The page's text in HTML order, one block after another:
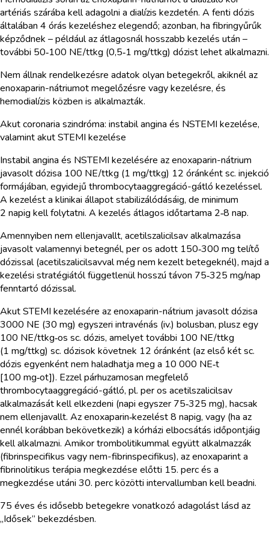
artériás szárába kell adagolni a dialízis kezdetén. A fenti dózis
általában 4 órás kezeléshez elegendő; azonban, ha fibringyűrűk
képződnek – például az átlagosnál hosszabb kezelés után –
további 50‑100 NE/ttkg (0,5‑1 mg/ttkg) dózist lehet alkalmazni.
Nem állnak rendelkezésre adatok olyan betegekről, akiknél az
enoxaparin-nátriumot megelőzésre vagy kezelésre, és
hemodialízis közben is alkalmazták.
Akut coronaria szindróma: instabil angina és NSTEMI kezelése,
valamint akut STEMI kezelése
Instabil angina és NSTEMI kezelésére az enoxaparin-nátrium
javasolt dózisa 100 NE/ttkg (1 mg/ttkg) 12 óránként sc. injekció
formájában, egyidejű thrombocytaaggregáció-gátló kezeléssel.
A kezelést a klinikai állapot stabilizálódásáig, de minimum
2 napig kell folytatni. A kezelés átlagos időtartama 2‑8 nap.
Amennyiben nem ellenjavallt, acetilszalicilsav alkalmazása
javasolt valamennyi betegnél, per os adott 150‑300 mg telítő
dózissal (acetilszalicilsavval még nem kezelt betegeknél), majd a
kezelési stratégiától függetlenül hosszú távon 75‑325 mg/nap
fenntartó dózissal.
Akut STEMI kezelésére az enoxaparin-nátrium javasolt dózisa
3000 NE (30 mg) egyszeri intravénás (iv.) bolusban, plusz egy
100 NE/ttkg‑os sc. dózis, amelyet további 100 NE/ttkg
(1 mg/ttkg) sc. dózisok követnek 12 óránként (az első két sc.
dózis egyenként nem haladhatja meg a 10 000 NE‑t
[100 mg‑ot]). Ezzel párhuzamosan megfelelő
thrombocytaaggregáció-gátló, pl. per os acetilszalicilsav
alkalmazását kell elkezdeni (napi egyszer 75‑325 mg), hacsak
nem ellenjavallt. Az enoxaparin‑kezelést 8 napig, vagy (ha az
ennél korábban bekövetkezik) a kórházi elbocsátás időpontjáig
kell alkalmazni. Amikor trombolitikummal együtt alkalmazzák
(fibrinspecifikus vagy nem-fibrinspecifikus), az enoxaparint a
fibrinolitikus terápia megkezdése előtti 15. perc és a
megkezdése utáni 30. perc közötti intervallumban kell beadni.
75 éves és idősebb betegekre vonatkozó adagolást lásd az
„Idősek” bekezdésben.